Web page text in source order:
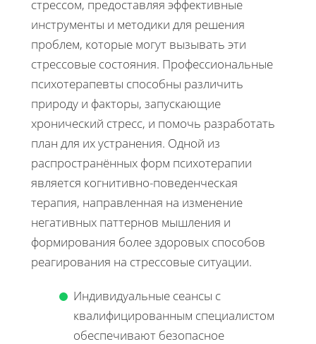
стрессом, предоставляя эффективные
инструменты и методики для решения
проблем, которые могут вызывать эти
стрессовые состояния. Профессиональные
психотерапевты способны различить
природу и факторы, запускающие
хронический стресс, и помочь разработать
план для их устранения. Одной из
распространённых форм психотерапии
является когнитивно-поведенческая
терапия, направленная на изменение
негативных паттернов мышления и
формирования более здоровых способов
реагирования на стрессовые ситуации.
Индивидуальные сеансы с
квалифицированным специалистом
обеспечивают безопасное